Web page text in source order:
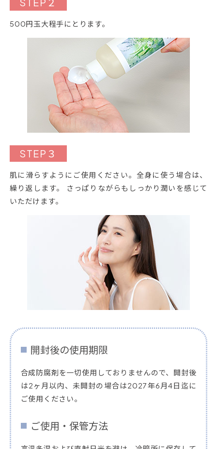
500円玉大程手にとります。
STEP３
肌に滑らすようにご使用ください。全身に使う場合は、
繰り返します。 さっぱりながらもしっかり潤いを感じて
いただけます。
開封後の使用期限
合成防腐剤を一切使用しておりませんので、開封後
は2ヶ月以内、未開封の場合は2027年6月4日迄に
ご使用ください。
ご使用・保管方法